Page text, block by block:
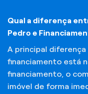
Qual a diferença
Pedro e
A principal
financiamento está
financiamento, o
imóvel de forma